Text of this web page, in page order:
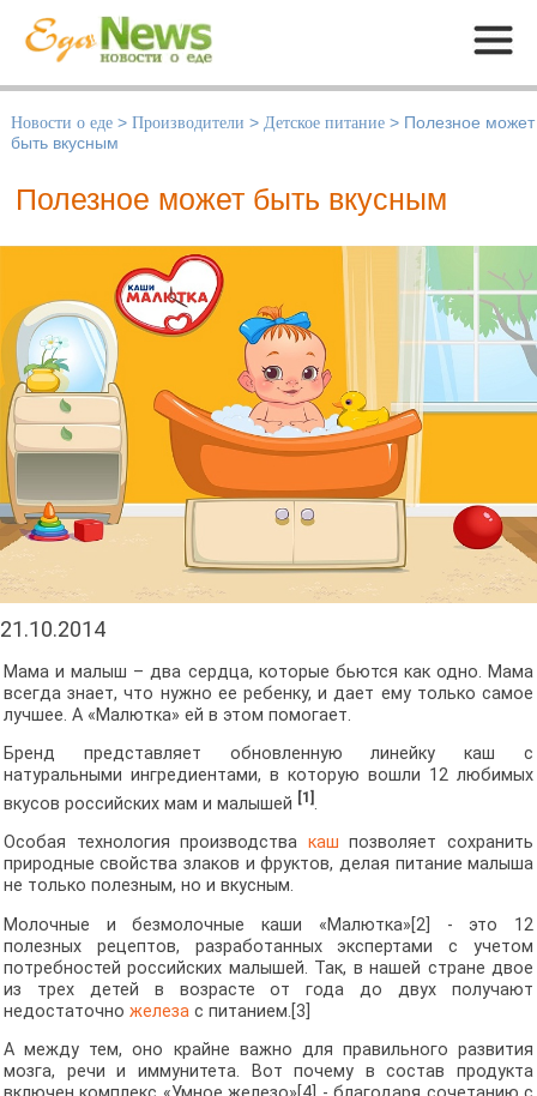
Меню
Новости о еде > Производители > Детское питание > Полезное может
быть вкусным
Полезное может быть вкусным
21.10.2014
Мама и малыш – два сердца, которые бьются как одно. Мама
всегда знает, что нужно ее ребенку, и дает ему только самое
лучшее. А «Малютка» ей в этом помогает.
Бренд представляет обновленную линейку каш с
натуральными ингредиентами, в которую вошли 12 любимых
вкусов российских мам и малышей [1].
Особая технология производства каш позволяет сохранить
природные свойства злаков и фруктов, делая питание малыша
не только полезным, но и вкусным.
Молочные и безмолочные каши «Малютка»[2] - это 12
полезных рецептов, разработанных экспертами с учетом
потребностей российских малышей. Так, в нашей стране двое
из трех детей в возрасте от года до двух получают
недостаточно железас питанием.[3]
А между тем, оно крайне важно для правильного развития
мозга, речи и иммунитета. Вот почему в состав продукта